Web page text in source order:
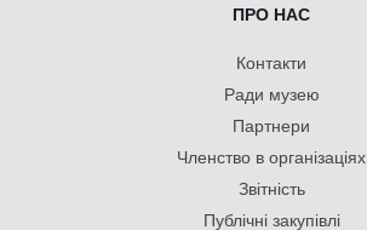
ПРО НАС
Контакти
Ради музею
Партнери
Членство в організаціях
Звітність
Публічні закупівлі